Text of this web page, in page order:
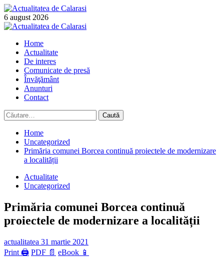
Skip
to
content
6 august 2026
Primary
Home
Actualitate
De interes
Comunicate de presă
Învăţământ
Anunturi
Contact
Caută
după:
Home
Uncategorized
Primăria comunei Borcea continuă proiectele de modernizare
a localității
Actualitate
Uncategorized
Primăria comunei Borcea continuă
proiectele de modernizare a localității
actualitatea 31 martie 2021
Print 🖨 PDF 📄 eBook 📱